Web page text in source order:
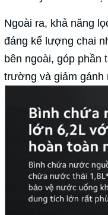
Ngoài ra, khả năng
đáng kể lượng chai
bên ngoài, góp phần
trường và giảm gánh